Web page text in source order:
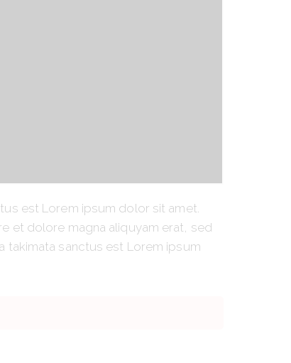
est Lorem ipsum dolor sit amet.
et dolore magna aliquyam erat, sed
takimata sanctus est Lorem ipsum